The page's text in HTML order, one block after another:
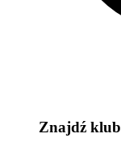
Znajdź klub